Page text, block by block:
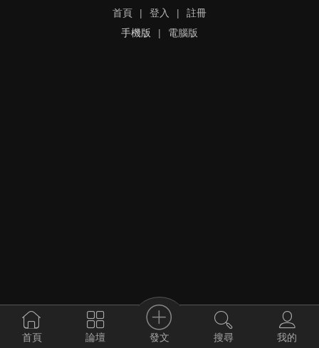
首頁 | 登入 |
註冊
手機版
| 電腦版
首頁 論壇 發文 搜尋 我的